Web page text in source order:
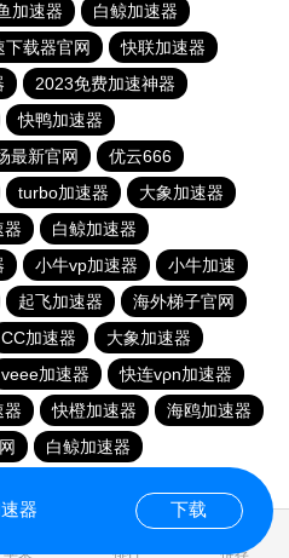
加速器
白鲸加速器
下载器官网
快联加速器
2023免费加速神器
快鸭加速器
最新官网
优云666
turbo加速器
大象加速器
器
白鲸加速器
小牛vp加速器
小牛加速
起飞加速器
海外梯子官网
CC加速器
大象加速器
veee加速器
快连vρn加速器
器 快橙加速器
海鸥加速器
白鲸加速器
苹果 排行 推荐
器 下载
0.061973s